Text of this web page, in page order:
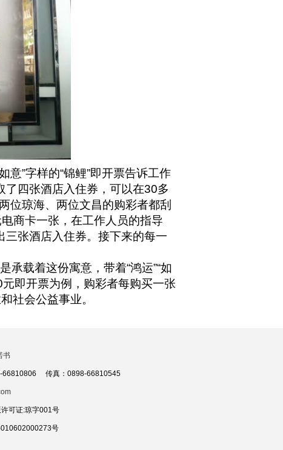
”字样的“锦鲤”即开票告诉工作
了四张酒店入住券，可以在30多
位琼海、两位文昌的购彩者都刮
商卡一张，在工作人员的指导
三张酒店入住券。接下来的每一
承载着这份寓意，带着“鸿运”“如
即开票为例，购彩者每购买一张
社会公益事业。
书
66810806 传真：0898-66810545
可证:琼字001号
号